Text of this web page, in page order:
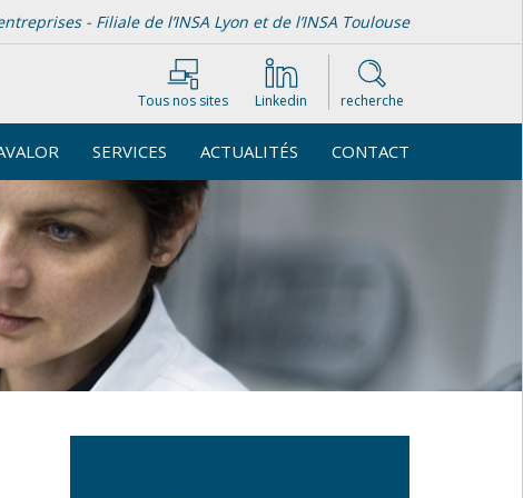
- Filiale de l’INSA Lyon et de l’INSA Toulouse
Tous nos sites Linkedin recherche
SERVICES ACTUALITÉS CONTACT